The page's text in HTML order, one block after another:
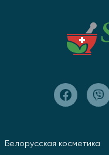
Белорусская косметика